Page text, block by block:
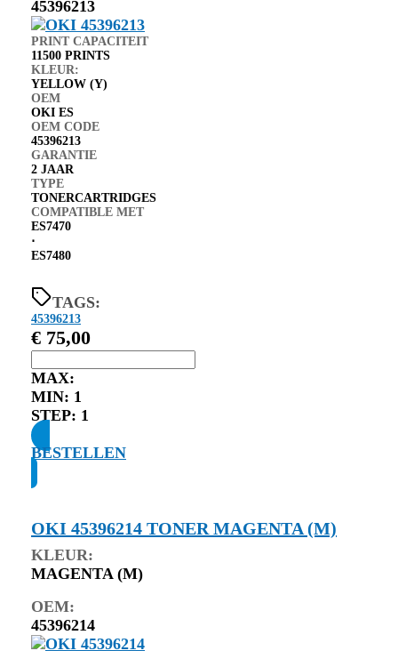
45396213
PRINT CAPACITEIT
11500 PRINTS
KLEUR:
YELLOW (Y)
OEM
OKI ES
OEM CODE
45396213
GARANTIE
2 JAAR
TYPE
TONERCARTRIDGES
COMPATIBLE MET
ES7470
⋅
ES7480
TAGS:
45396213
€ 75,00
MAX:
MIN: 1
STEP: 1
BESTELLEN
OKI 45396214 TONER MAGENTA (M)
KLEUR:
MAGENTA (M)
OEM:
45396214